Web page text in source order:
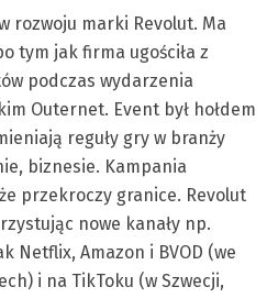
rozwoju marki Revolut. Ma
tym jak firma ugościła z
podczas wydarzenia
Outernet. Event był hołdem
reguły gry w branży
biznesie. Kampania
przekroczy granice. Revolut
nowe kanały np.
Netflix, Amazon i BVOD (we
i na TikToku (w Szwecji,